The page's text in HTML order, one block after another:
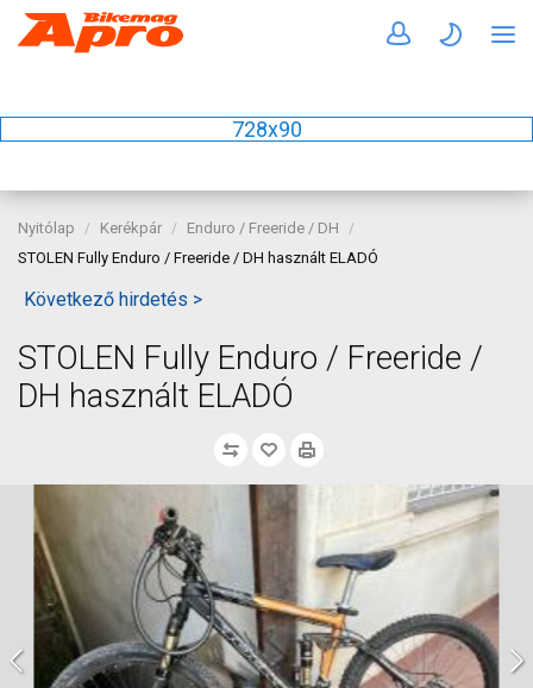
728x90
Nyitólap Kerékpár
Enduro / Freeride / DH
STOLEN Fully Enduro / Freeride / DH használt ELADÓ
Következő hirdetés >
STOLEN Fully Enduro / Freeride /
DH használt ELADÓ